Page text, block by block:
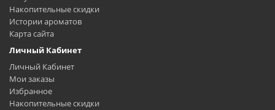
Накопительные скидки
Истории ароматов
Карта сайта
Личный Кабинет
Личный Кабинет
Мои заказы
Избранное
Накопительные скидки